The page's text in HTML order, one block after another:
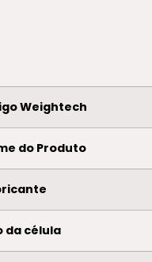
Weightech
do Produto
da célula